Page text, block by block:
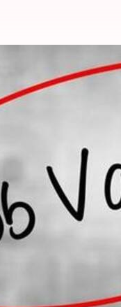
स्नातक
06:33 pm
वाले उम्मीदवारों के
टाइपिस्ट,
को वॉक-इन इंटरव्यू में
2019 के लिए वॉक